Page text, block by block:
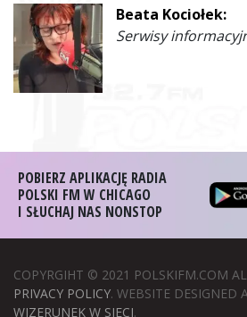
Beata Kociołek:
Serwisy
POBIERZ APLIKACJĘ RADIA
POLSKI FM W CHICAGO
I SŁUCHAJ NAS NONSTOP
COPYRGIHT © 2021 POLSKIFM.COM
PRIVACY POLICY. WEBSITE DESIGNED
WIZERUNEK W SIECI.